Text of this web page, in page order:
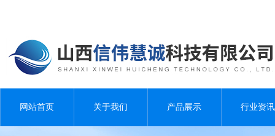
网站首页 关于我们 产品展示 行业资讯